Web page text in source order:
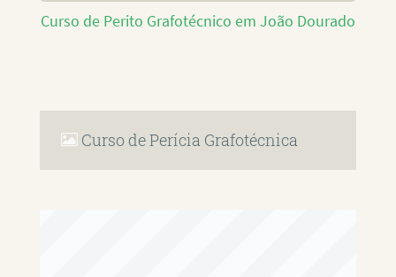
Curso de Perito Grafotécnico em João Dourado
Curso de Perícia Grafotécnica